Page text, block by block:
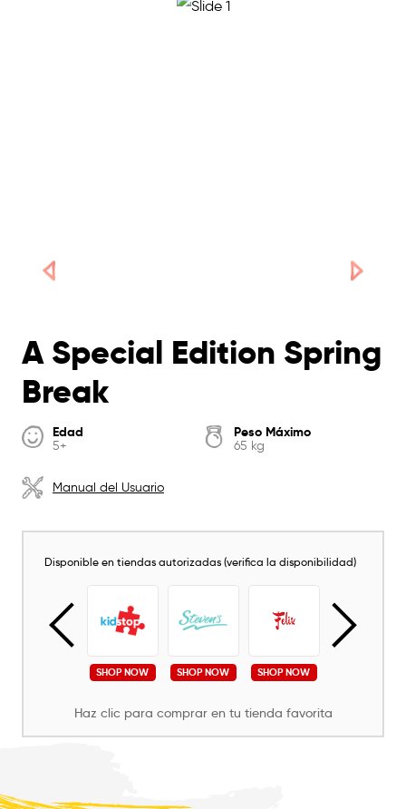
A Special Edition Spring
Break
Edad
5+
Peso Máximo
65 kg
Manual del Usuario
Disponible en tiendas autorizadas (verifica la disponibilidad)
SHOP NOW SHOP NOW SHOP NOW
Haz clic para comprar en tu tienda favorita